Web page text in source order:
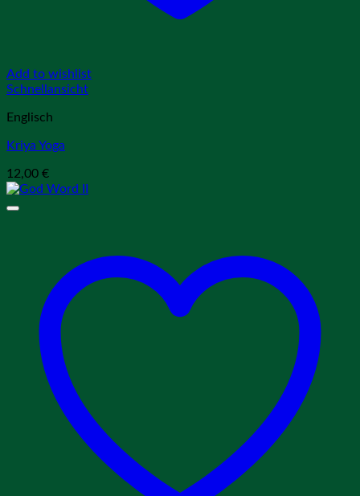
Add to wishlist
Schnellansicht
Englisch
Kriya Yoga
12,00 €